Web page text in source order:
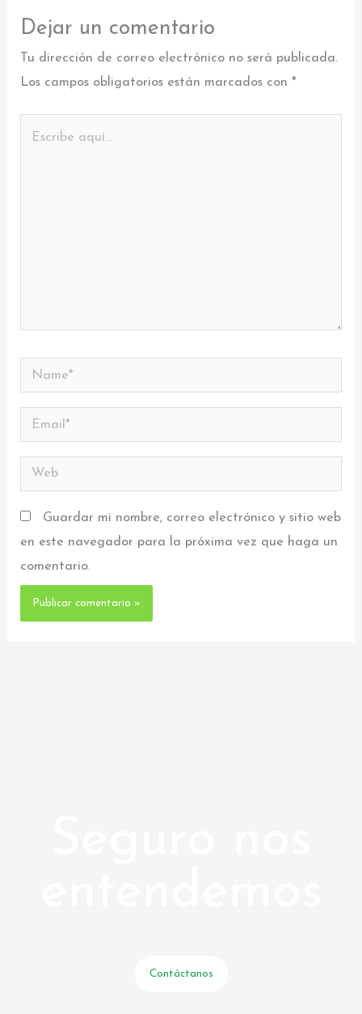
Dejar un comentario
Tu dirección de correo electrónico no será publicada.
Los campos obligatorios están marcados con*
Name*
Email*
Web
Guardar mi nombre, correo electrónico y sitio web
en este navegador para la próxima vez que haga un
comentario.
Contáctanos